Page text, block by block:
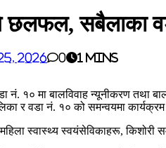
छलफल, सबैलाका
2026 0 1 mins
नं. १० मा बालविवाह न्यूनीकरण तथा
र वडा नं. १० को समन्वयमा कार्यक्रम
स्वास्थ्य स्वयंसेविकाहरू,